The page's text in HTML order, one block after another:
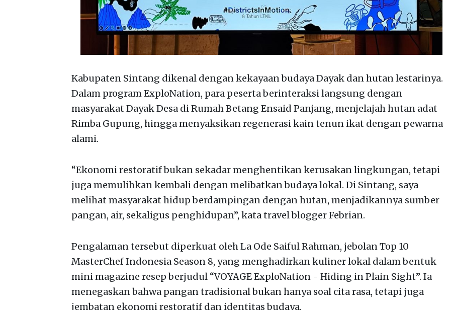
Kabupaten Sintang dikenal dengan kekayaan budaya Dayak dan hutan lestarinya.
Dalam program ExploNation, para peserta berinteraksi langsung dengan
masyarakat Dayak Desa di Rumah Betang Ensaid Panjang, menjelajah hutan adat
Rimba Gupung, hingga menyaksikan regenerasi kain tenun ikat dengan pewarna
alami.
“Ekonomi restoratif bukan sekadar menghentikan kerusakan lingkungan, tetapi
juga memulihkan kembali dengan melibatkan budaya lokal. Di Sintang, saya
melihat masyarakat hidup berdampingan dengan hutan, menjadikannya sumber
pangan, air, sekaligus penghidupan”, kata travel blogger Febrian.
Pengalaman tersebut diperkuat oleh La Ode Saiful Rahman, jebolan Top 10
MasterChef Indonesia Season 8, yang menghadirkan kuliner lokal dalam bentuk
mini magazine resep berjudul “VOYAGE ExploNation - Hiding in Plain Sight”. Ia
menegaskan bahwa pangan tradisional bukan hanya soal cita rasa, tetapi juga
jembatan ekonomi restoratif dan identitas budaya.